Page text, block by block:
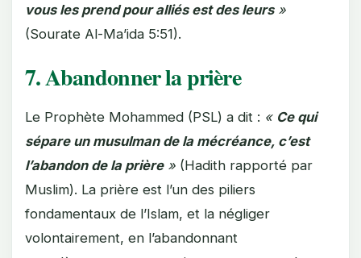
vous les prend pour alliés est des leurs»
(Sourate Al-Ma’ida 5:51).
7. Abandonner la prière
Le Prophète Mohammed (PSL) a dit : « Ce qui
sépare un musulman de la mécréance, c’est
l’abandon de la prière» (Hadith rapporté par
Muslim). La prière est l’un des piliers
fondamentaux de l’Islam, et la négliger
volontairement, en l’abandonnant